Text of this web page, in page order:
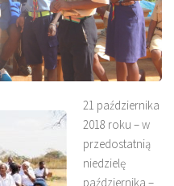
21 października
2018 roku – w
przedostatnią
niedzielę
października –